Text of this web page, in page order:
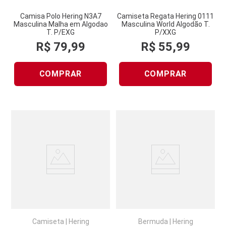
Camisa Polo Hering N3A7
Masculina Malha em Algodao
T. P/EXG
R$ 79,99
COMPRAR
Camiseta Regata Hering 0111
Masculina World Algodão T.
P/XXG
R$ 55,99
COMPRAR
Camiseta Hering Bermuda Hering